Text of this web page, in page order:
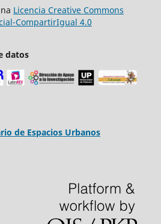
Licencia Creative Commons
CompartirIgual 4.0
datos
de Espacios Urbanos